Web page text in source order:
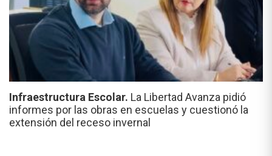
Infraestructura Escolar. La Libertad Avanza pidió
informes por las obras en escuelas y cuestionó la
extensión del receso invernal